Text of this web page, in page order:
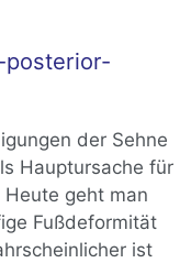
posterior-
der Sehne
Hauptursache für
geht man
Fußdeformität
ist